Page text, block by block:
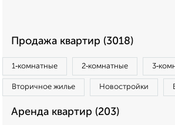
Продажа квартир (3018)
1‑комнатные 2‑комнатные
Вторичное жилье Новостройки
Аренда квартир (203)